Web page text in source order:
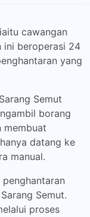
cawangan
ini beroperasi 24
yang
Semut
borang
membuat
datang ke
manual.
Semut.
proses